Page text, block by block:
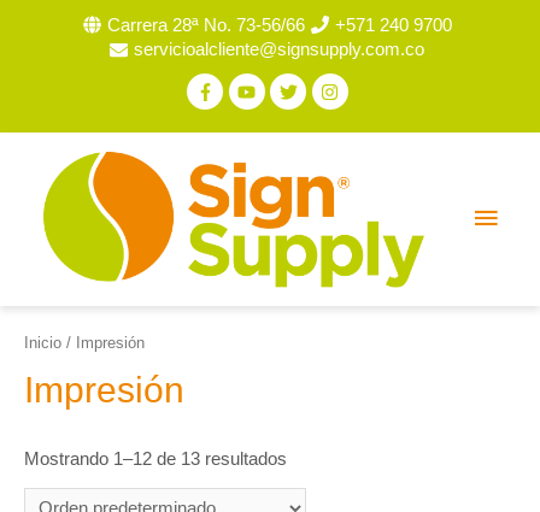
Carrera 28ª No. 73-56/66
+571 240 9700
servicioalcliente@signsupply.com.co
Inicio / Impresión
Impresión
Mostrando 1–12 de 13 resultados